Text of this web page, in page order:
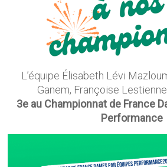
L’équipe Élisabeth Lévi
Ganem, Françoise
3e au Championnat de France
Performance